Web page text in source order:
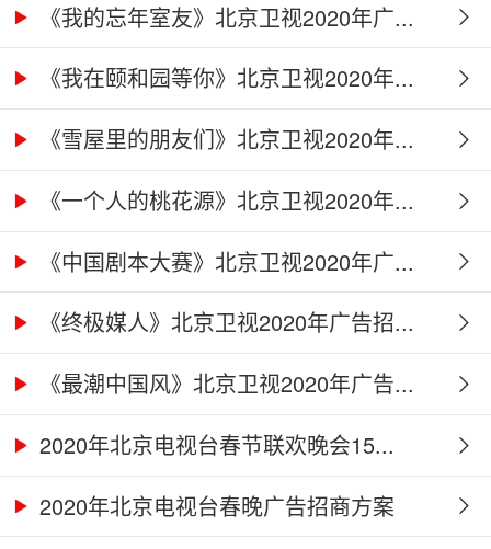
牌...《我的忘年室友》北京卫视2020年广...
《我在颐和园等你》北京卫视2020年...
《雪屋里的朋友们》北京卫视2020年...
《一个人的桃花源》北京卫视2020年...
《中国剧本大赛》北京卫视2020年广...
《终极媒人》北京卫视2020年广告招...
《最潮中国风》北京卫视2020年广告...
2020年北京电视台春节联欢晚会15...
2020年北京电视台春晚广告招商方案